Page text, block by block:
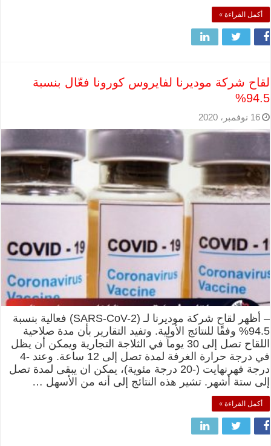
أكمل القراءة »
لقاح شركة موديرنا لفايروس كورونا فعّال بنسبة
94.5%
16 نوفمبر، 2020
– أظهر لقاح شركة موديرنا لـ (SARS-CoV-2) فعالية بنسبة
94.5% وفقًا للنتائج الأولية. وتفيد التقارير بأن مدة صلاحية
اللقاح تصل إلى 30 يوماً في الثلاجة التجارية ويمكن أن يظل
في درجة حرارة الغرفة لمدة تصل إلى 12 ساعة. وعند -4
درجة فهرنهايت (-20 درجة مئوية)، يمكن ان يبقى لمدة تصل
إلى ستة أشهر. تشير هذه النتائج إلى أنه من الأسهل …
أكمل القراءة »